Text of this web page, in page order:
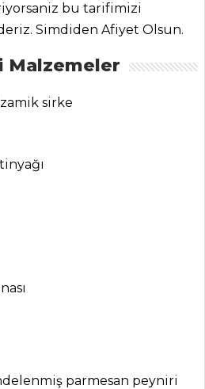
bu tarifimizi
Simdiden Afiyet Olsun.
Malzemeler
sirke
parmesan peyniri